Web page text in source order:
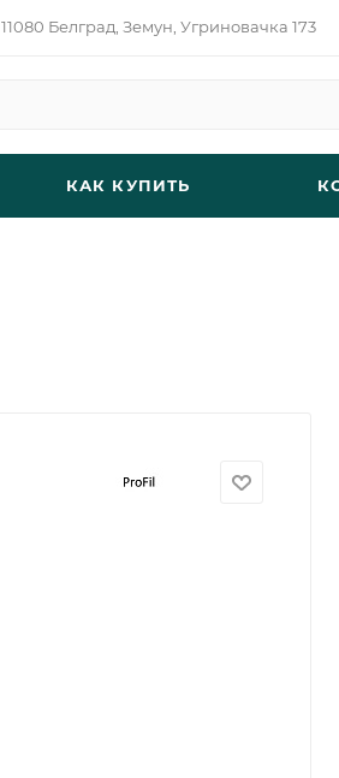
11080 Белград, Земун, Угриновачка 173
КАК КУПИТЬ